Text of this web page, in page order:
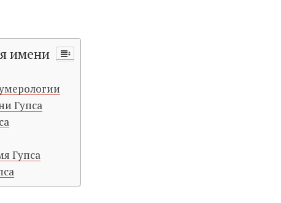
имени
Гупса
Гупса